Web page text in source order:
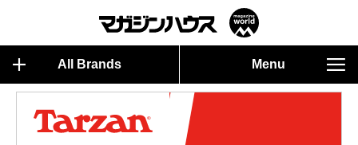
All Brands Menu